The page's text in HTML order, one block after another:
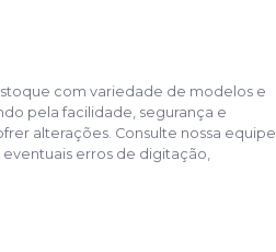
com variedade de modelos e
pela facilidade, segurança e
alterações. Consulte nossa equipe
erros de digitação,